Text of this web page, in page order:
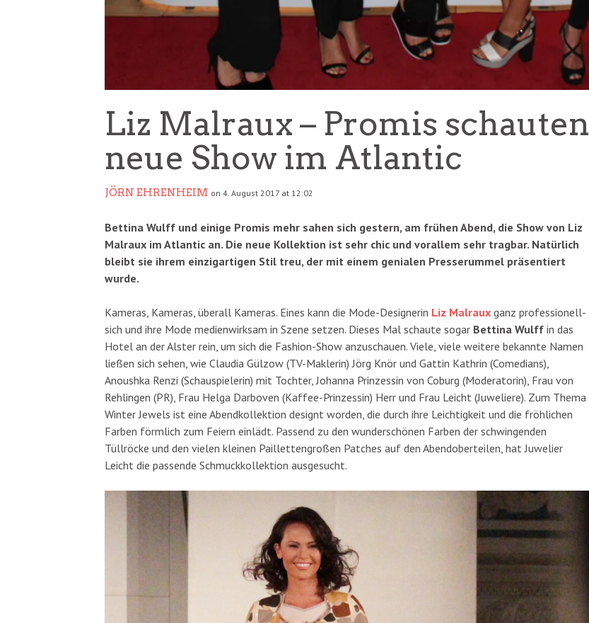
Liz Malraux – Promis schauten
neue Show im Atlantic
JÖRN EHRENHEIM on 4. August 2017 at 12:02
Bettina Wulff und einige Promis mehr sahen sich gestern, am frühen Abend, die Show von Liz
Malraux im Atlantic an. Die neue Kollektion ist sehr chic und vorallem sehr tragbar. Natürlich
bleibt sie ihrem einzigartigen Stil treu, der mit einem genialen Presserummel präsentiert
wurde.
Kameras, Kameras, überall Kameras. Eines kann die Mode-Designerin Liz Malraux ganz professionell-
sich und ihre Mode medienwirksam in Szene setzen. Dieses Mal schaute sogar Bettina Wulff in das
Hotel an der Alster rein, um sich die Fashion-Show anzuschauen. Viele, viele weitere bekannte Namen
ließen sich sehen, wie Claudia Gülzow (TV-Maklerin) Jörg Knör und Gattin Kathrin (Comedians),
Anoushka Renzi (Schauspielerin) mit Tochter, Johanna Prinzessin von Coburg (Moderatorin), Frau von
Rehlingen (PR), Frau Helga Darboven (Kaffee-Prinzessin) Herr und Frau Leicht (Juweliere). Zum Thema
Winter Jewels ist eine Abendkollektion designt worden, die durch ihre Leichtigkeit und die fröhlichen
Farben förmlich zum Feiern einlädt. Passend zu den wunderschönen Farben der schwingenden
Tüllröcke und den vielen kleinen Paillettengroßen Patches auf den Abendoberteilen, hat Juwelier
Leicht die passende Schmuckkollektion ausgesucht.